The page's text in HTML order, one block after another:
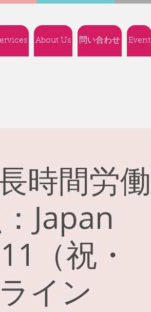
About Us 問い合わせ Event
時間労働
Japan
（祝・
イン